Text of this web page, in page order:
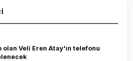
olan Veli Eren Atay'ın telefonu